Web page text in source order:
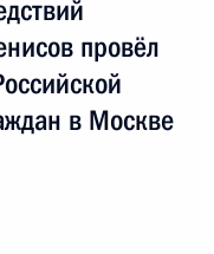
провёл
в Москве